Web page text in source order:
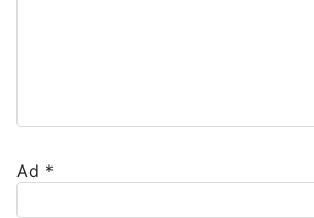
Ad *